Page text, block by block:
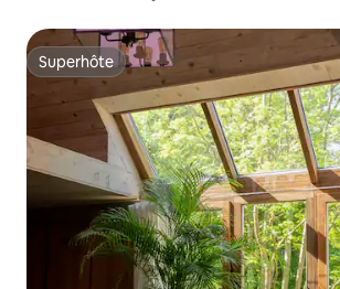
Superhôte
Superhôte